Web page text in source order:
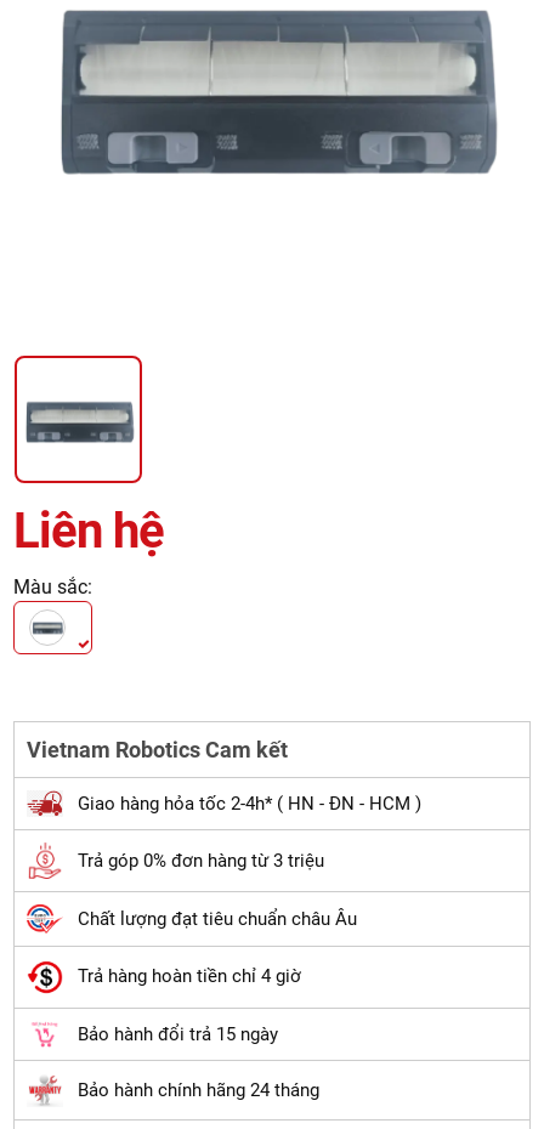
Liên hệ
Màu sắc:
Vietnam Robotics Cam kết
Giao hàng hỏa tốc 2-4h* ( HN - ĐN - HCM )
Trả góp 0% đơn hàng từ 3 triệu
Chất lượng đạt tiêu chuẩn châu Âu
Trả hàng hoàn tiền chỉ 4 giờ
Bảo hành đổi trả 15 ngày
Bảo hành chính hãng 24 tháng